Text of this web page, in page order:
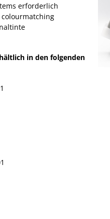
erforderlich
in den folgenden